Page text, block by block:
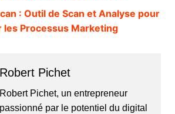
: Outil de Scan et Analyse pour
les Processus Marketing
Robert Pichet
Robert Pichet, un entrepreneur
passionné par le potentiel du digital